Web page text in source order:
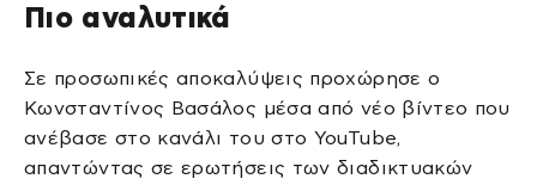
Πιο αναλυτικά
Σε προσωπικές αποκαλύψεις προχώρησε ο
Κωνσταντίνος Βασάλος μέσα από νέο βίντεο που
ανέβασε στο κανάλι του στο YouTube,
απαντώντας σε ερωτήσεις των διαδικτυακών